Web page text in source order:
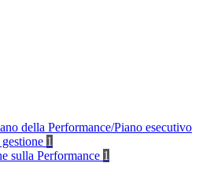
della Performance/Piano esecutivo
1
sulla Performance 1